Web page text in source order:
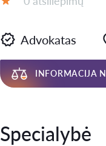
Advokatas
INFORMACIJA
Specialybė